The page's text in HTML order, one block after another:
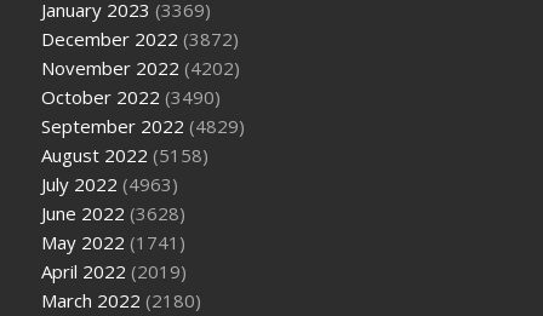
January 2023 (3369)
December 2022 (3872)
November 2022 (4202)
October 2022 (3490)
September 2022 (4829)
August 2022 (5158)
July 2022 (4963)
June 2022 (3628)
May 2022 (1741)
April 2022 (2019)
March 2022 (2180)